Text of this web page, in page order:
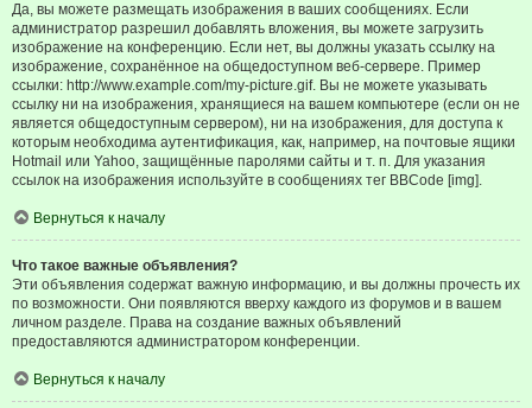
Да, вы можете размещать изображения в ваших сообщениях. Если
администратор разрешил добавлять вложения, вы можете загрузить
изображение на конференцию. Если нет, вы должны указать ссылку на
изображение, сохранённое на общедоступном веб-сервере. Пример
ссылки: http://www.example.com/my-picture.gif. Вы не можете указывать
ссылку ни на изображения, хранящиеся на вашем компьютере (если он не
является общедоступным сервером), ни на изображения, для доступа к
которым необходима аутентификация, как, например, на почтовые ящики
Hotmail или Yahoo, защищённые паролями сайты и т. п. Для указания
ссылок на изображения используйте в сообщениях тег BBCode [img].
Вернуться к началу
Что такое важные объявления?
Эти объявления содержат важную информацию, и вы должны прочесть их
по возможности. Они появляются вверху каждого из форумов и в вашем
личном разделе. Права на создание важных объявлений
предоставляются администратором конференции.
Вернуться к началу